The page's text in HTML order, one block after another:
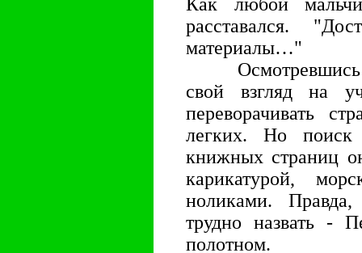
расставался.
материалы…"
Осмотревшись
свой взгляд на
переворачивать
легких. Но поиск
книжных страниц
карикатурой,
ноликами.
трудно назвать -
полотном.